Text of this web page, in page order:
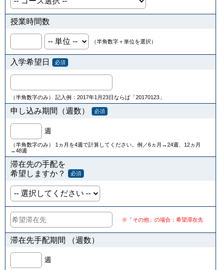
授業時間数
（半角数字＋単位を選択）
入学希望日 必須
（半角数字のみ） 記入例：2017年1月23日ならば「20170123」
申し込み期間（週数） 必須
週
（半角数字のみ） 1ヵ月を4週で計算してください。例／6ヵ月→24週、12ヵ月
→48週
滞在先の手配を
希望しますか？
必須
※「その他」の場合：希望滞在先
滞在先手配期間 （週数）
週